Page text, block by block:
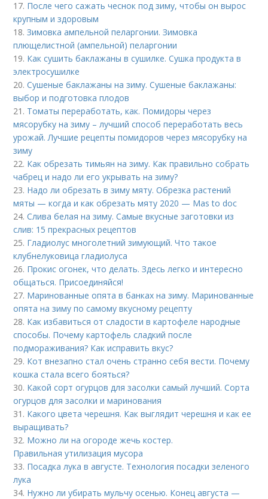
17. После чего сажать чеснок под зиму, чтобы он вырос
крупным и здоровым
18.Зимовка ампельной пеларгонии. Зимовка
плющелистной (ампельной) пеларгонии
19. Как сушить баклажаны в сушилке. Сушка продукта в
электросушилке
20.Сушеные баклажаны на зиму. Сушеные баклажаны:
выбор и подготовка плодов
21. Томаты переработать, как. Помидоры через
мясорубку на зиму – лучший способ переработать весь
урожай. Лучшие рецепты помидоров через мясорубку на
зиму
22. Как обрезать тимьян на зиму. Как правильно собрать
чабрец и надо ли его укрывать на зиму?
23. Надо ли обрезать в зиму мяту. Обрезка растений
мяты — когда и как обрезать мяту 2020 — Mas to doc
24.Слива белая на зиму. Самые вкусные заготовки из
слив: 15 прекрасных рецептов
25. Гладиолус многолетний зимующий. Что такое
клубнелуковица гладиолуса
26. Прокис огонек, что делать. Здесь легко и интересно
общаться. Присоединяйся!
27. Маринованные опята в банках на зиму. Маринованные
опята на зиму по самому вкусному рецепту
28. Как избавиться от сладости в картофеле народные
способы. Почему картофель сладкий после
подмораживания? Как исправить вкус?
29. Кот внезапно стал очень странно себя вести. Почему
кошка стала всего бояться?
30. Какой сорт огурцов для засолки самый лучший. Сорта
огурцов для засолки и маринования
31. Какого цвета черешня. Как выглядит черешня и как ее
выращивать?
32. Можно ли на огороде жечь костер.
Правильная утилизация мусора
33. Посадка лука в августе. Технология посадки зеленого
лука
34. Нужно ли убирать мульчу осенью. Конец августа —